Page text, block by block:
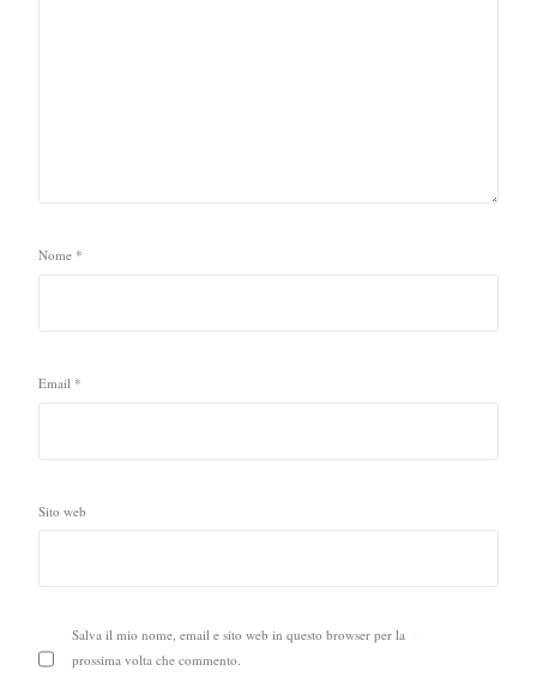
Nome *
Email *
Sito web
Salva il mio nome, email e sito web in questo browser per la
prossima volta che commento.